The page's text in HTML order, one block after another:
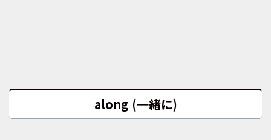
along (一緒に)